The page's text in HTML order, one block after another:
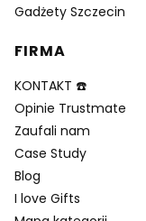
Gadżety Szczecin
FIRMA
KONTAKT ☎️
Opinie Trustmate
Zaufali nam
Case Study
Blog
I love Gifts